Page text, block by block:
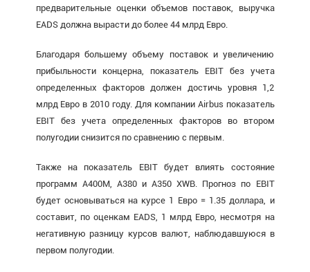
предварительные оценки объемов поставок, выручка
EADS должна вырасти до более 44 млрд Евро.
Благодаря большему объему поставок и увеличению
прибыльности концерна, показатель EBIT без учета
определенных факторов должен достичь уровня 1,2
млрд Евро в 2010 году. Для компании Airbus показатель
EBIT без учета определенных факторов во втором
полугодии снизится по сравнению с первым.
Также на показатель EBIT будет влиять состояние
программ A400M, A380 и A350 XWB. Прогноз по EBIT
будет основываться на курсе 1 Евро = 1.35 доллара, и
составит, по оценкам EADS, 1 млрд Евро, несмотря на
негативную разницу курсов валют, наблюдавшуюся в
первом полугодии.